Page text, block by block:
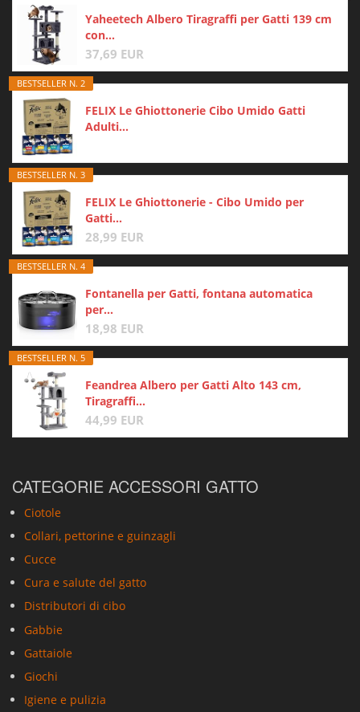
Yaheetech Albero Tiragraffi per Gatti 139 cm
con...
37,69 EUR
BESTSELLER N. 2
FELIX Le Ghiottonerie Cibo Umido Gatti
Adulti...
BESTSELLER N. 3
FELIX Le Ghiottonerie - Cibo Umido per
Gatti...
28,99 EUR
BESTSELLER N. 4
Fontanella per Gatti, fontana automatica
per...
18,98 EUR
BESTSELLER N. 5
Feandrea Albero per Gatti Alto 143 cm,
Tiragraffi...
44,99 EUR
CATEGORIE ACCESSORI GATTO
Ciotole
Collari, pettorine e guinzagli
Cucce
Cura e salute del gatto
Distributori di cibo
Gabbie
Gattaiole
Giochi
Igiene e pulizia